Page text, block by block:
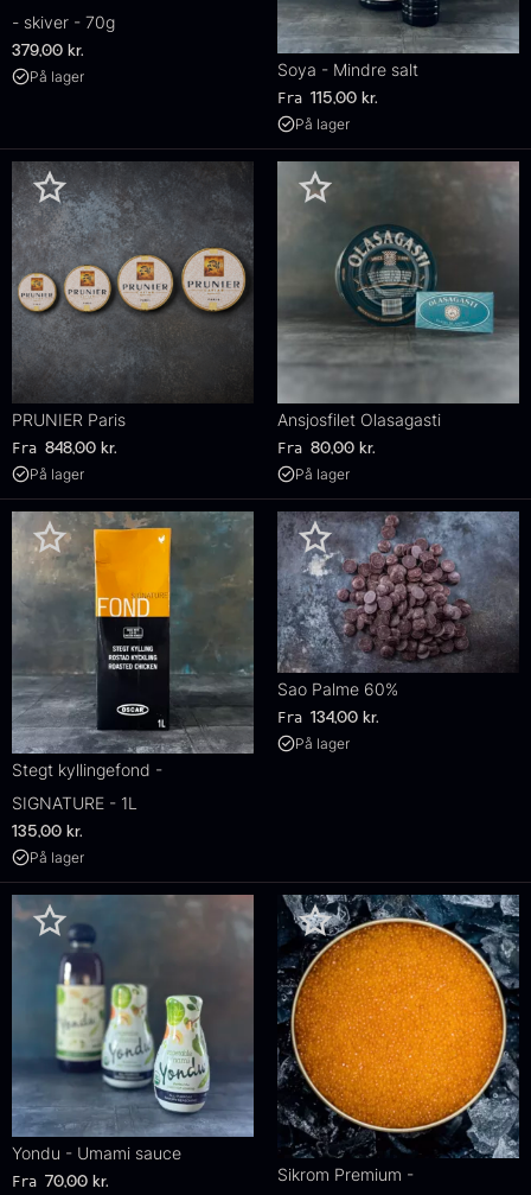
- skiver - 70g
379,00 kr.
På lager Soya - Mindre salt
Fra 115,00 kr.
På lager
PRUNIER Paris
Fra 848,00 kr.
På lager
Ansjosfilet Olasagasti
Fra 80,00 kr.
På lager
Stegt kyllingefond -
SIGNATURE - 1L
135,00 kr.
På lager
Sao Palme 60%
Fra 134,00 kr.
På lager
Yondu - Umami sauce
Fra 70,00 kr.
Sikrom Premium -